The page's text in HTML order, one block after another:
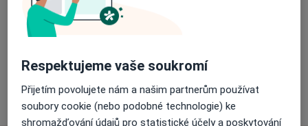
Způsoby platby (soukromé návštěvy)
Detaily
Víceo adrese
Respektujeme vaše soukromí
Přijetím povolujete nám a našim partnerům používat
soubory cookie (nebo podobné technologie) ke
shromažďování údajů pro statistické účely a poskytování